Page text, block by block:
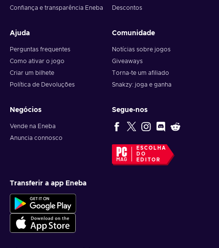
Confiança e transparência Eneba
Descontos
Ajuda
Perguntas frequentes
Como ativar o jogo
Criar um bilhete
Política de Devoluções
Comunidade
Notícias sobre jogos
Giveaways
Torna-te um afiliado
Snakzy: joga e ganha
Negócios
Vende na Eneba
Anuncia connosco
Segue-nos
ESCOLHA
DO
EDITOR
Transferir a app Eneba